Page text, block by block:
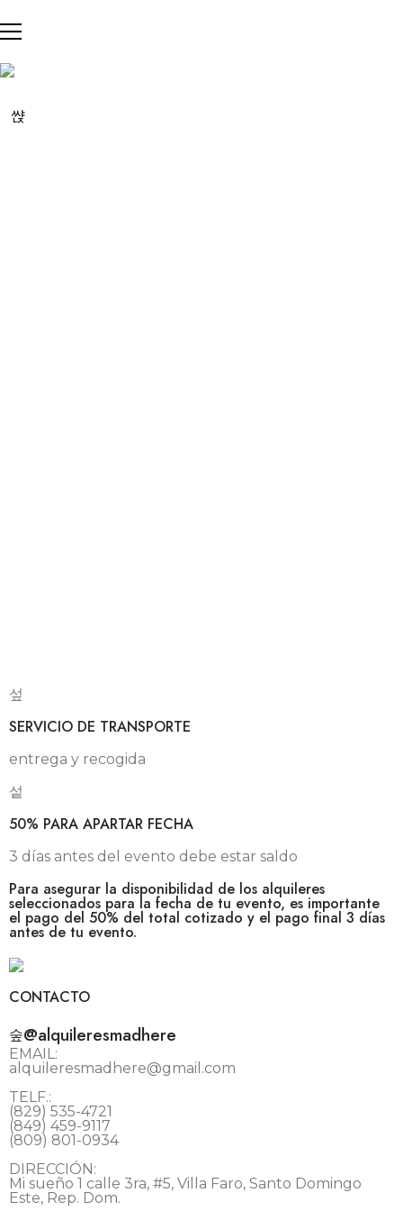
SERVICIO DE TRANSPORTE
entrega y recogida
50% PARA APARTAR FECHA
3 días antes del evento debe estar saldo
Para asegurar la disponibilidad de los alquileres
seleccionados para la fecha de tu evento, es importante
el pago del 50% del total cotizado y el pago final 3 días
antes de tu evento.
CONTACTO
@alquileresmadhere
EMAIL:
alquileresmadhere@gmail.com
TELF.:
(829) 535-4721
(849) 459-9117
(809) 801-0934
DIRECCIÓN:
Mi sueño 1 calle 3ra, #5, Villa Faro, Santo Domingo
Este, Rep. Dom.